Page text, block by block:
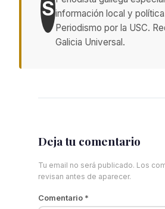
Sinformación local y
Periodismo por la USC.
Galicia Universal.
Deja tu comentario
Tu email no será publicado. Los
revisan antes de aparecer.
Comentario *